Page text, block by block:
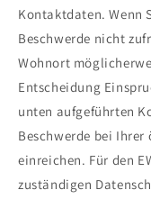
Kontaktdaten. Wenn
Beschwerde nicht
Wohnort
Entscheidung
unten aufgeführten
Beschwerde bei
einreichen. Für den
zuständigen